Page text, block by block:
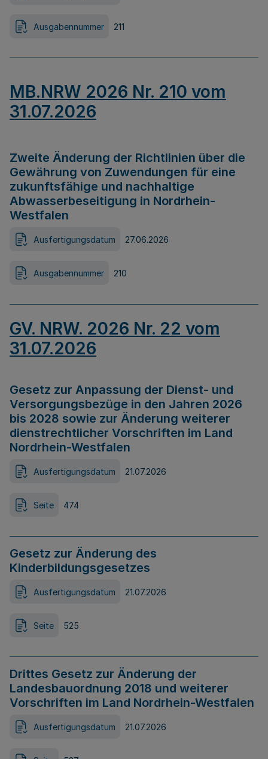
Ausgabennummer 211
MB.NRW 2026 Nr. 210 vom
31.07.2026
Zweite Änderung der Richtlinien über die
Gewährung von Zuwendungen für eine
zukunftsfähige und nachhaltige
Abwasserbeseitigung in Nordrhein-
Westfalen
Ausfertigungsdatum 27.06.2026
Ausgabennummer 210
GV. NRW. 2026 Nr. 22 vom
31.07.2026
Gesetz zur Anpassung der Dienst- und
Versorgungsbezüge in den Jahren 2026
bis 2028 sowie zur Änderung weiterer
dienstrechtlicher Vorschriften im Land
Nordrhein-Westfalen
Ausfertigungsdatum 21.07.2026
Seite 474
Gesetz zur Änderung des
Kinderbildungsgesetzes
Ausfertigungsdatum 21.07.2026
Seite 525
Drittes Gesetz zur Änderung der
Landesbauordnung 2018 und weiterer
Vorschriften im Land Nordrhein-Westfalen
Ausfertigungsdatum 21.07.2026